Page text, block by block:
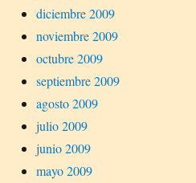
diciembre 2009
noviembre 2009
octubre 2009
septiembre 2009
agosto 2009
julio 2009
junio 2009
mayo 2009